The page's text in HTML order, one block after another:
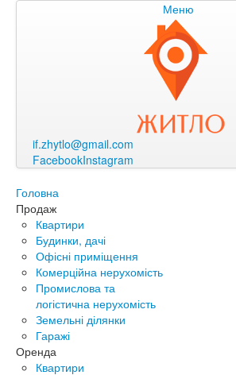
Меню
if.zhytlo@gmail.com
FacebookInstagram
Головна
Продаж
Квартири
Будинки, дачі
Офісні приміщення
Комерційна нерухомість
Промислова та
логістична нерухомість
Земельні ділянки
Гаражі
Оренда
Квартири